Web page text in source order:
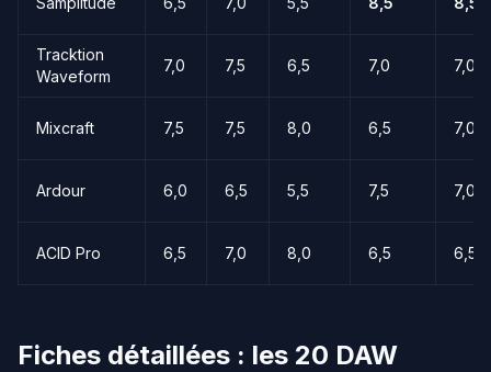
Tracktion
Waveform
7,0 7,5 6,5 7,0 7,0
Mixcraft 7,5 7,5 8,0 6,5 7,0
Ardour 6,0 6,5 5,5 7,5 7,0
ACID Pro 6,5 7,0 8,0 6,5 6,5
Fiches détaillées : les 20 DAW